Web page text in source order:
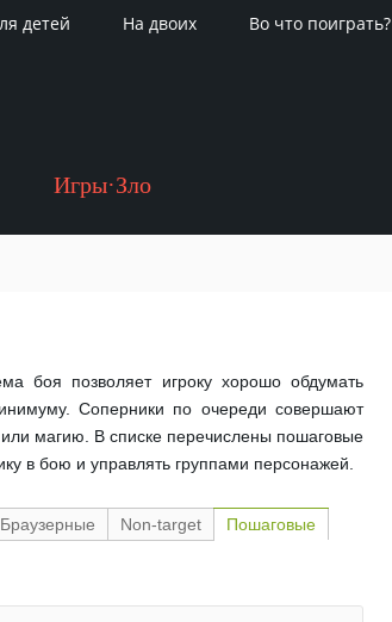
детей На двоих Во что поиграть?
Игры·Зло
боя позволяет игроку хорошо обдумать
Соперники по очереди совершают
магию. В списке перечислены пошаговые
в бою и управлять группами персонажей.
Браузерные Non-target Пошаговые